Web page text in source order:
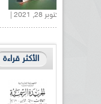
أكتوبر 28, 2021 |
الأكثر قراءة